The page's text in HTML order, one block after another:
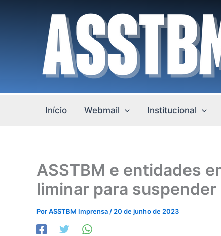
Início Webmail Institucional
ASSTBM e entidades
liminar para
PorASSTBM Imprensa / 20 de junho de 2023